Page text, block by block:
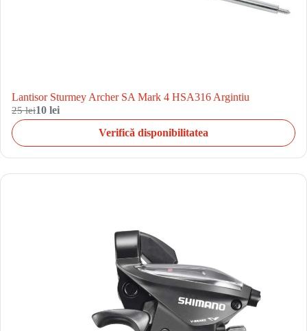
Lantisor Sturmey Archer SA Mark 4 HSA316 Argintiu
25 lei10 lei
Verifică disponibilitatea